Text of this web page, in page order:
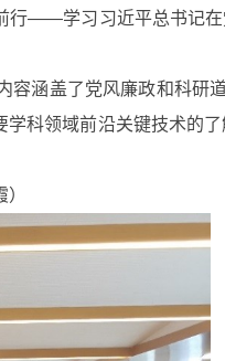
——学习习近平总书记在
涵盖了党风廉政和科研道
科领域前沿关键技术的